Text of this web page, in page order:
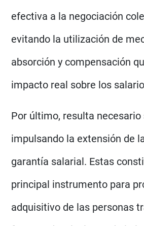
efectiva a la negociación
evitando la utilización de
absorción y compensación
impacto real sobre los
Por último, resulta necesario
impulsando la extensión de
garantía salarial. Estas
principal instrumento para
adquisitivo de las personas